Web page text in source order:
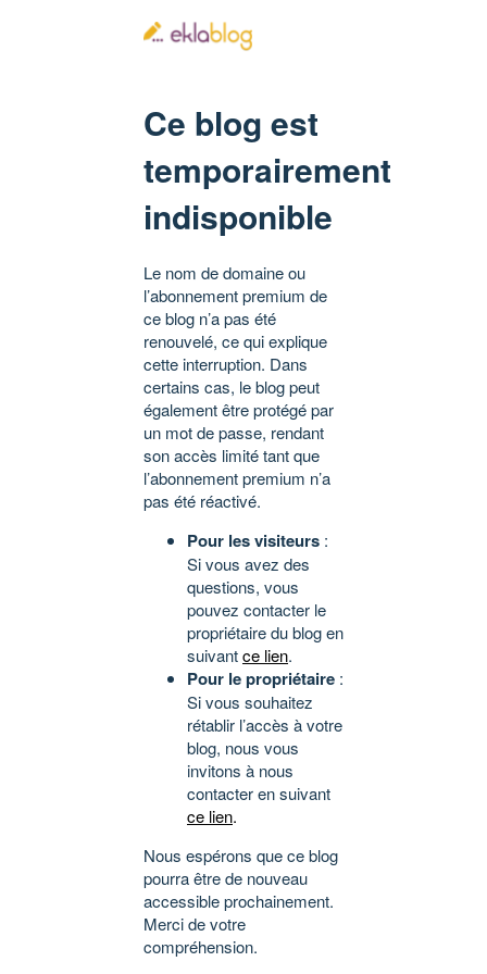
Ce blog est
temporairement
indisponible
Le nom de domaine ou
l’abonnement premium de
ce blog n’a pas été
renouvelé, ce qui explique
cette interruption. Dans
certains cas, le blog peut
également être protégé par
un mot de passe, rendant
son accès limité tant que
l’abonnement premium n’a
pas été réactivé.
Pour les visiteurs :
Si vous avez des
questions, vous
pouvez contacter le
propriétaire du blog en
suivantce lien.
Pour le propriétaire :
Si vous souhaitez
rétablir l’accès à votre
blog, nous vous
invitons à nous
contacter en suivant
ce lien.
Nous espérons que ce blog
pourra être de nouveau
accessible prochainement.
Merci de votre
compréhension.